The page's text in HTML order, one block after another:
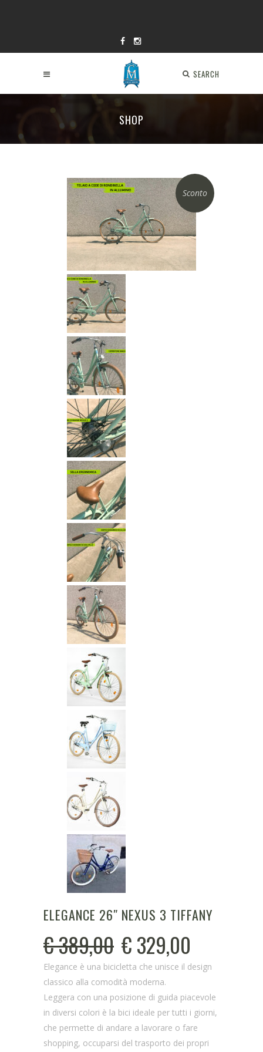
SEARCH
SHOP
Sconto
ELEGANCE 26″ NEXUS 3 TIFFANY
€389,00 €329,00
Elegance è una bicicletta che unisce il design
classico alla comodità moderna.
Leggera con una posizione di guida piacevole
in diversi colori è la bici ideale per tutti i giorni,
che permette di andare a lavorare o fare
shopping, occuparsi del trasporto dei propri